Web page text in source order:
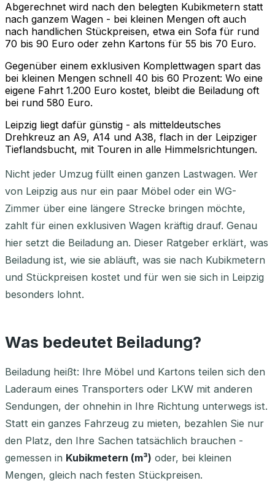
Abgerechnet wird nach den belegten Kubikmetern statt
nach ganzem Wagen - bei kleinen Mengen oft auch
nach handlichen Stückpreisen, etwa ein Sofa für rund
70 bis 90 Euro oder zehn Kartons für 55 bis 70 Euro.
Gegenüber einem exklusiven Komplettwagen spart das
bei kleinen Mengen schnell 40 bis 60 Prozent: Wo eine
eigene Fahrt 1.200 Euro kostet, bleibt die Beiladung oft
bei rund 580 Euro.
Leipzig liegt dafür günstig - als mitteldeutsches
Drehkreuz an A9, A14 und A38, flach in der Leipziger
Tieflandsbucht, mit Touren in alle Himmelsrichtungen.
Nicht jeder Umzug füllt einen ganzen Lastwagen. Wer
von Leipzig aus nur ein paar Möbel oder ein WG-
Zimmer über eine längere Strecke bringen möchte,
zahlt für einen exklusiven Wagen kräftig drauf. Genau
hier setzt die Beiladung an. Dieser Ratgeber erklärt, was
Beiladung ist, wie sie abläuft, was sie nach Kubikmetern
und Stückpreisen kostet und für wen sie sich in Leipzig
besonders lohnt.
Was bedeutet Beiladung?
Beiladung heißt: Ihre Möbel und Kartons teilen sich den
Laderaum eines Transporters oder LKW mit anderen
Sendungen, der ohnehin in Ihre Richtung unterwegs ist.
Statt ein ganzes Fahrzeug zu mieten, bezahlen Sie nur
den Platz, den Ihre Sachen tatsächlich brauchen -
gemessen in Kubikmetern (m³) oder, bei kleinen
Mengen, gleich nach festen Stückpreisen.